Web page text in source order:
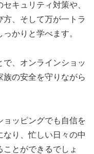
キュリティ対策や、
、そして万が一トラ
かりと学べます。
、オンラインショッ
族の安全を守りながら
ョッピングでも自信を
り、忙しい日々の中
とができるでしょ